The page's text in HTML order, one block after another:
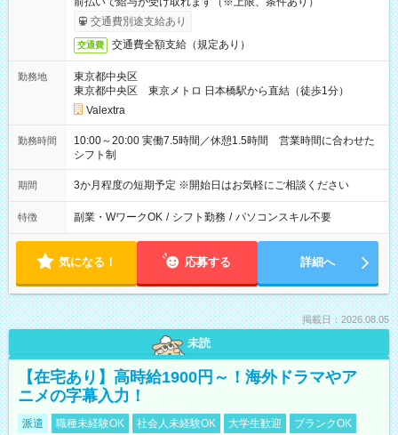
交通費別途支給あり
交通費 交通費全額支給（規定あり）
勤務地
東京都中央区
東京都中央区 東京メトロ 日本橋駅から直結（徒歩1分）
Valextra
勤務時間
10:00～20:00 実働7.5時間／休憩1.5時間 営業時間に合わせた
シフト制
期間 3か月程度の短期予定 ※開始日はお気軽にご相談ください
特徴 副業・WワークOK / シフト勤務 / パソコンスキル不要
気になる！ 応募する 詳細へ
掲載日：2026.08.05
未読
【在宅あり】高時給1900円～！海外ドラマやア
ニメの字幕入力！
派遣 職種未経験OK 社会人未経験OK 大学生歓迎 ブランクOK